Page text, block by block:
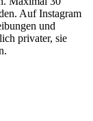
Auf Instagram
und
privater, sie